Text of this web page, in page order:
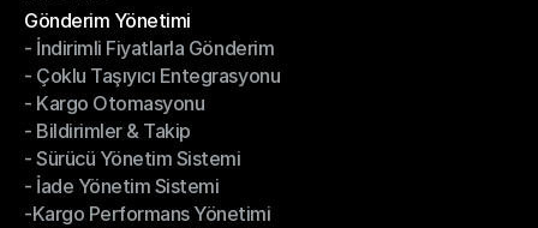
Gönderim Yönetimi
Gönderim Yönetimi
- İndirimli Fiyatlarla Gönderim
- İndirimli Fiyatlarla Gönderim
- Çoklu Taşıyıcı Entegrasyonu
- Çoklu Taşıyıcı Entegrasyonu
- Kargo Otomasyonu
- Kargo Otomasyonu
- Bildirimler & Takip
- Bildirimler & Takip
- Sürücü Yönetim Sistemi
- Sürücü Yönetim Sistemi
- İade Yönetim Sistemi
- İade Yönetim Sistemi
-Kargo Performans Yönetimi